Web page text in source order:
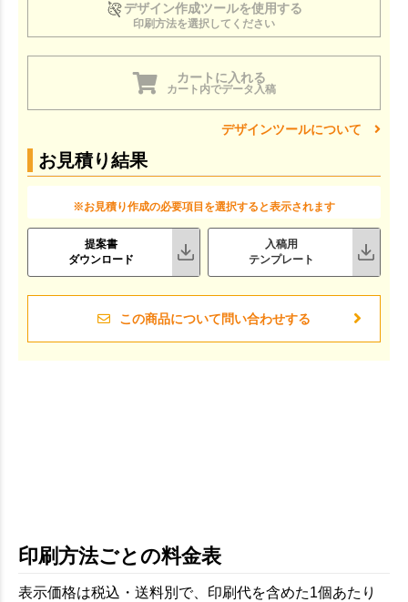
デザイン作成ツールを使用する
印刷方法を選択してください
カートに入れる
カート内でデータ入稿
デザインツールについて
お見積り結果
※お見積り作成の必要項目を選択すると表示されます
提案書
ダウンロード
入稿用
テンプレート
この商品について問い合わせする
印刷方法ごとの料金表
表示価格は税込・送料別で、印刷代を含めた1個あたり